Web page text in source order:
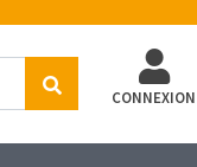
CONNEXION